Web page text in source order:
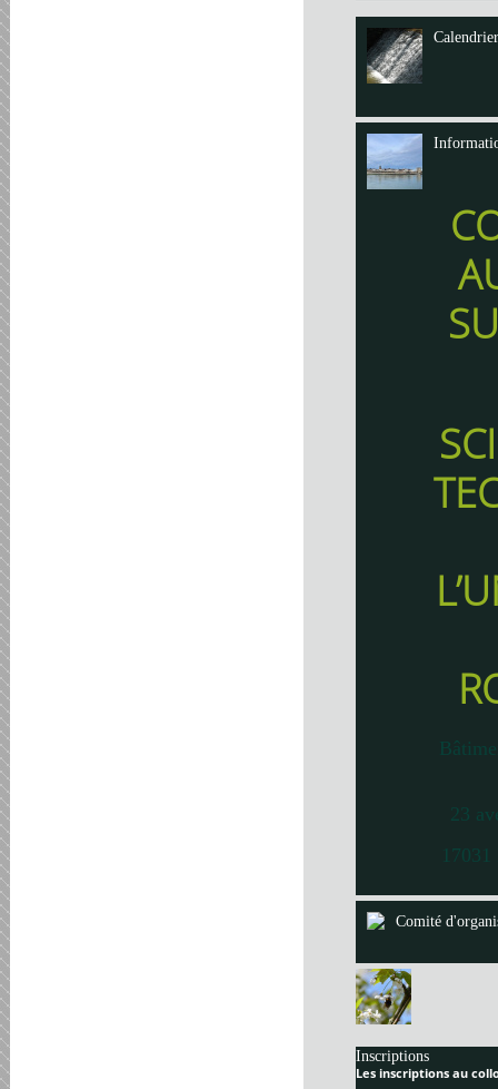
Calendrier
23
Comité
Inscriptions
Les inscriptions au